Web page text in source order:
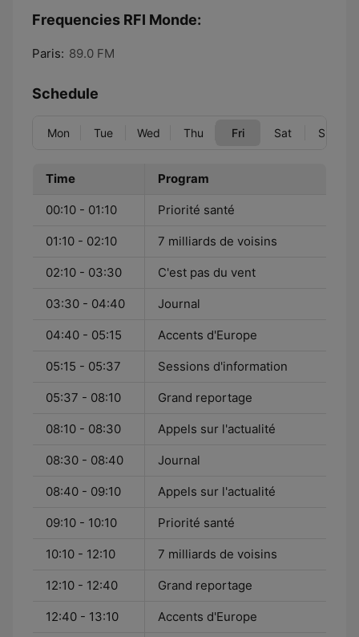
Frequencies RFI Monde:
Paris: 89.0 FM
Schedule
Mon Tue Wed Thu Fri Sat Sun
Time Program
00:10 - 01:10 Priorité santé
01:10 - 02:10 7 milliards de voisins
02:10 - 03:30 C'est pas du vent
03:30 - 04:40 Journal
04:40 - 05:15 Accents d'Europe
05:15 - 05:37 Sessions d'information
05:37 - 08:10 Grand reportage
08:10 - 08:30 Appels sur l'actualité
08:30 - 08:40 Journal
08:40 - 09:10 Appels sur l'actualité
09:10 - 10:10 Priorité santé
10:10 - 12:10 7 milliards de voisins
12:10 - 12:40 Grand reportage
12:40 - 13:10 Accents d'Europe